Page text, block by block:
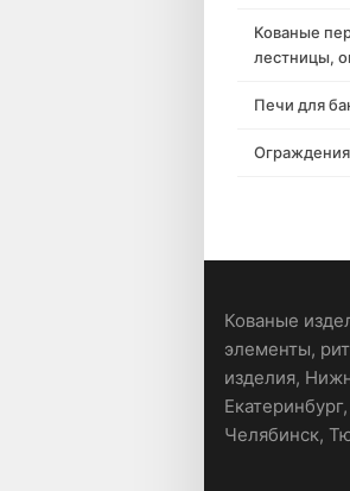
Кованые
лестницы,
Печи для
Ограждения
Кованые
элементы,
изделия,
Челябинск,